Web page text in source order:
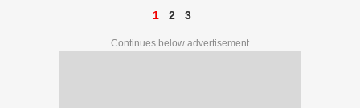
1 2 3
Continues below advertisement